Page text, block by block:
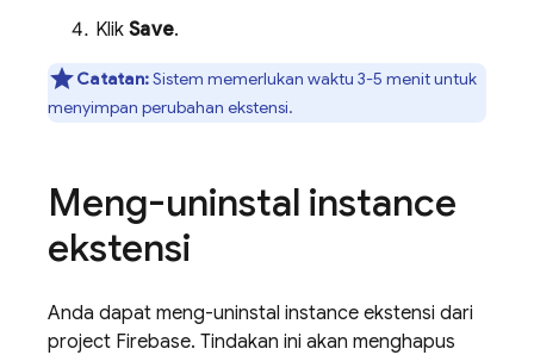
Klik Save.
Catatan:Sistem memerlukan waktu 3-5 menit untuk
menyimpan perubahan ekstensi.
Meng-uninstal instance
ekstensi
Anda dapat meng-uninstal instance ekstensi dari
project Firebase. Tindakan ini akan menghapus